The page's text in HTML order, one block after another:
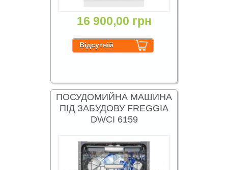
16 900,00 грн
ПОСУДОМИЙНА МАШИНА
ПІД ЗАБУДОВУ FREGGIA
DWCI 6159